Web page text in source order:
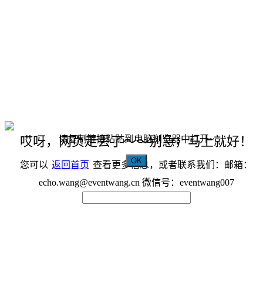
哎呀，网页走丢了～～别急，马上就好！
您可以 返回首页 查看更多信息，或者联系我们：邮箱：
echo.wang@eventwang.cn 微信号：eventwang007
请复制链接粘贴到电脑浏览器中打开~
OK